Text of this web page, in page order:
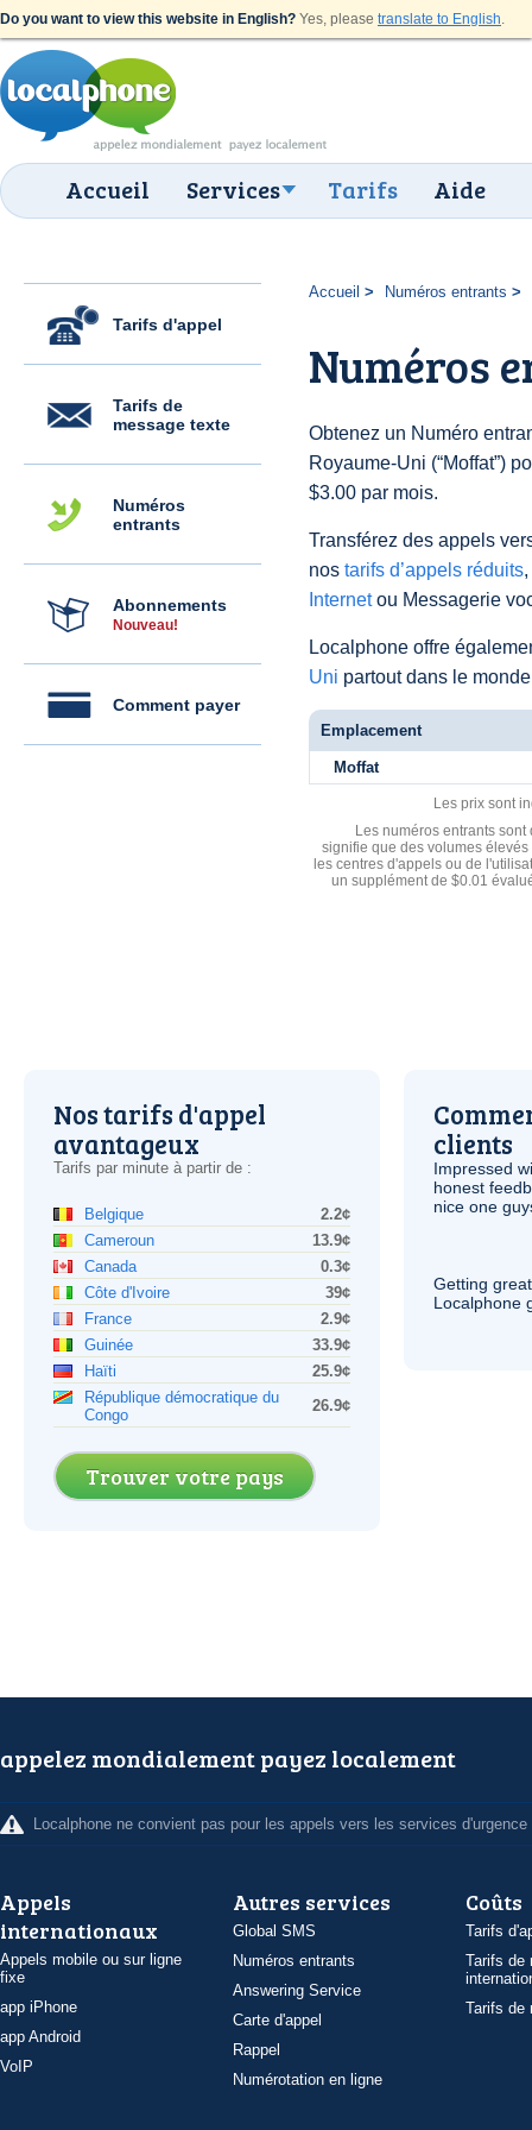
Do you want to view this website in English? Yes, please translate to English.
Accueil Services Tarifs Aide
Tarifs d'appel
Tarifs de
message texte
Numéros
entrants
Abonnements
Nouveau!
Comment payer
Accueil Numéros entrants
Numéros
Obtenez un Numéro
Royaume-Uni (“Moffat”)
$3.00 par mois.
Transférez des appels
nos tarifs d’appels réduits
Internetou Messagerie
Localphone offre
Uni partout dans le
Emplacement
Moffat
Les prix sont
Les numéros entrants
signifie que des volumes
les centres d'appels ou de
un supplément de $0.01
Nos tarifs d'appel
avantageux
Tarifs par minute à partir de :
Belgique
2.2¢
Cameroun
13.9¢
Canada
0.3¢
Côte d'Ivoire
39¢
France
2.9¢
Guinée
33.9¢
Haïti
25.9¢
République démocratique du
Congo
26.9¢
Trouver votre pays
clients
Impressed
honest
nice one
Getting
Localphone
appelez mondialement payez localement
Localphone ne convient pas pour les appels vers les services d'urgence
Appels
internationaux
Appels mobile ou sur ligne
fixe
app iPhone
app Android
VoIP
Autres services
Global SMS
Numéros entrants
Answering Service
Carte d'appel
Rappel
Numérotation en ligne
Coûts
Tarifs
Tarifs de
Tarifs de